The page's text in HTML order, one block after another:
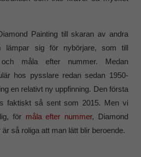
Painting till skaran av andra
lämpar sig för nybörjare, som till
och måla efter nummer. Medan
hos pysslare redan sedan 1950-
en relativt ny uppfinning. Den första
faktiskt så sent som 2015. Men vi
för måla efter nummer, Diamond
så roliga att man lätt blir beroende.